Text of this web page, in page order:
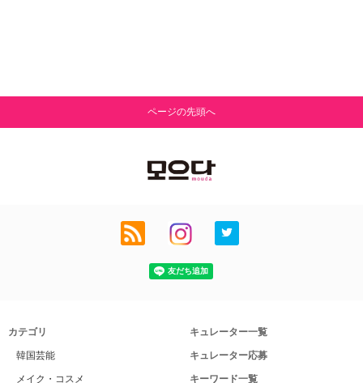
ページの先頭へ
カテゴリ
韓国芸能
メイク・コスメ
キュレーター一覧
キュレーター応募
キーワード一覧